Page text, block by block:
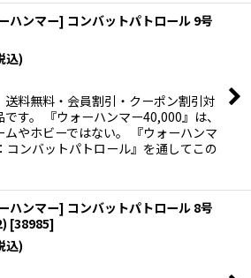
ハンマー] コンバットパトロール 9号
込)
送料無料・会員割引・クーポン割引対
す。 『ウォーハンマー40,000』は、
ムやホビーではない。 『ウォーハンマ
コンバットパトロール』を通してこの
ハンマー] コンバットパトロール 8号
[38985]
込)